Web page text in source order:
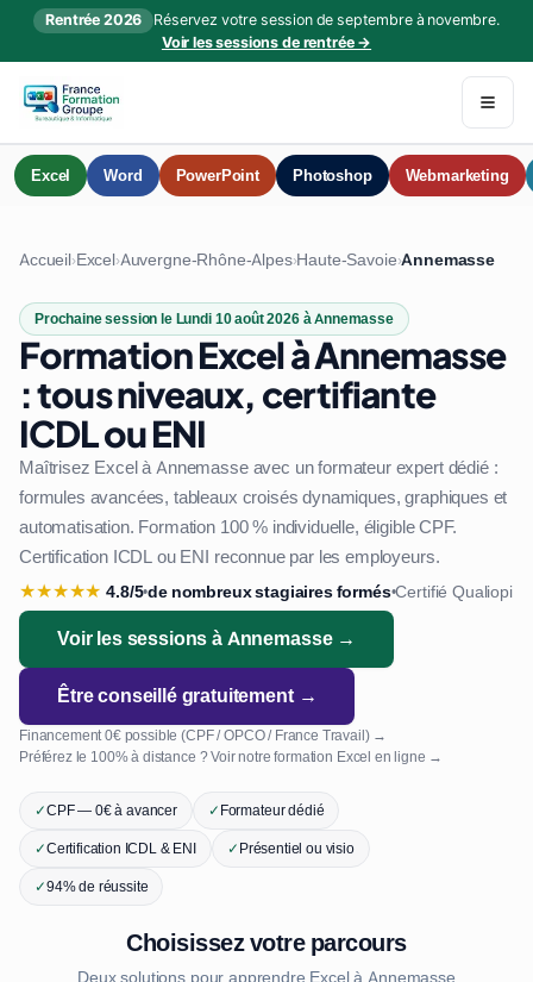
Rentrée 2026
Réservez votre session de septembre à novembre.
Voir les sessions de rentrée →
Excel Word PowerPoint Photoshop Webmarketing
Accueil›Excel›Auvergne-Rhône-Alpes›Haute-Savoie›Annemasse
Prochaine session le Lundi 10 août 2026 à Annemasse
Formation Excel à Annemasse
: tous niveaux, certifiante
ICDL ou ENI
Maîtrisez Excel à Annemasse avec un formateur expert dédié :
formules avancées, tableaux croisés dynamiques, graphiques et
automatisation. Formation 100 % individuelle, éligible CPF.
Certification ICDL ou ENI reconnue par les employeurs.
★★★★★ 4.8/5•de nombreux stagiaires formés•Certifié Qualiopi
Voir les sessions à Annemasse →
Être conseillé gratuitement →
Financement 0€ possible (CPF / OPCO / France Travail) →
Préférez le 100% à distance ? Voir notre formation Excel en ligne →
✓CPF — 0€ à avancer ✓Formateur dédié
✓Certification ICDL & ENI ✓Présentiel ou visio
✓94% de réussite
Choisissez votre parcours
Deux solutions pour apprendre Excel à Annemasse